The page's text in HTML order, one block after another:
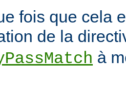
fois que cela
de la
à